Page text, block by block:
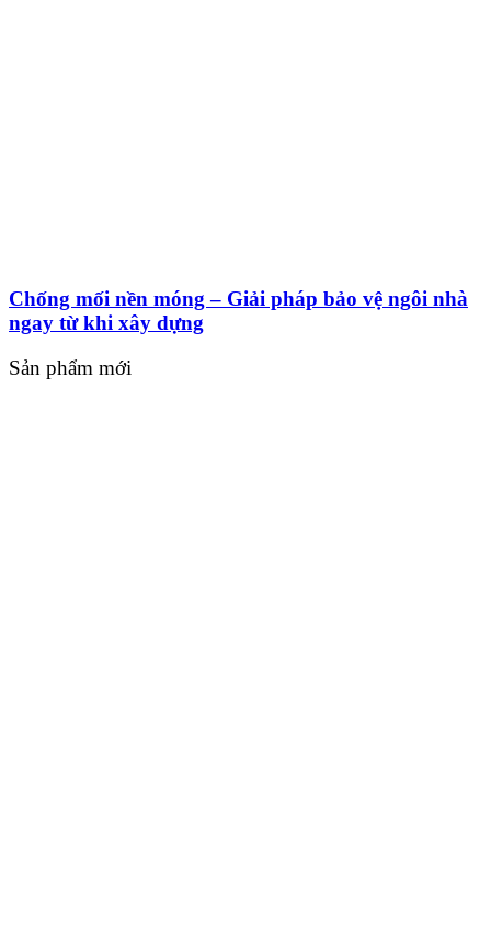
Chống mối nền móng – Giải pháp bảo vệ ngôi nhà
ngay từ khi xây dựng
Sản phẩm mới